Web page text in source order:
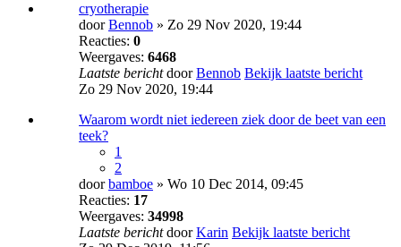
cryotherapie
doorBennob » Zo 29 Nov 2020, 19:44
Reacties: 0
Weergaves: 6468
Laatste berichtdoorBennob Bekijk laatste bericht
Zo 29 Nov 2020, 19:44
Waarom wordt niet iedereen ziek door de beet van een
teek?
1
2
doorbamboe » Wo 10 Dec 2014, 09:45
Reacties: 17
Weergaves: 34998
Laatste berichtdoorKarin Bekijk laatste bericht